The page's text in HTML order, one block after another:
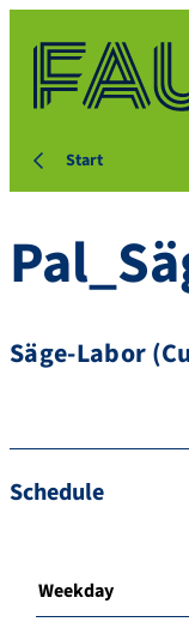
Start
Säge-Labor
Schedule
Weekday